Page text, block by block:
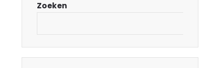
Zoeken